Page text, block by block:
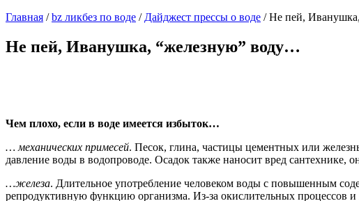
Главная /bz ликбез по воде / Дайджест прессы о воде /Не пей,
Не пей, Иванушка, “железную” воду…
Чем плохо, если в воде имеется избыток…
… механических примесей. Песок, глина, частицы цементных или
давление воды в водопроводе. Осадок также наносит вред сантехнике,
…железа. Длительное употребление человеком воды с повышенным
репродуктивную функцию организма. Из-за окислительных процессов и